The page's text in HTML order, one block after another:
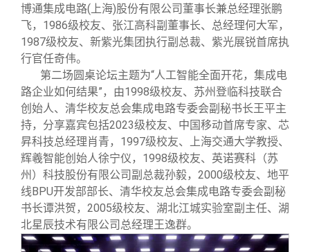
博通集成电路(上海)股份有限公司董事长兼总经理张鹏
飞，1986级校友、张江高科副董事长、总经理何大军，
1987级校友、新紫光集团执行副总裁、紫光展锐首席执
行官任奇伟。
第二场圆桌论坛主题为“人工智能全面开花，集成电
路企业如何结果”，由1998级校友、苏州登临科技联合
创始人、清华校友总会集成电路专委会副秘书长王平主
持，分享嘉宾包括2023级校友、中国移动首席专家、芯
昇科技总经理肖青，1997级校友、上海交通大学教授、
辉羲智能创始人徐宁仪，1998级校友、英诺赛科（苏
州）科技股份有限公司副总裁孙毅，2000级校友、地平
线BPU开发部部长、清华校友总会集成电路专委会副秘
书长谭洪贺，2005级校友、湖北江城实验室副主任、湖
北星辰技术有限公司总经理王逸群。